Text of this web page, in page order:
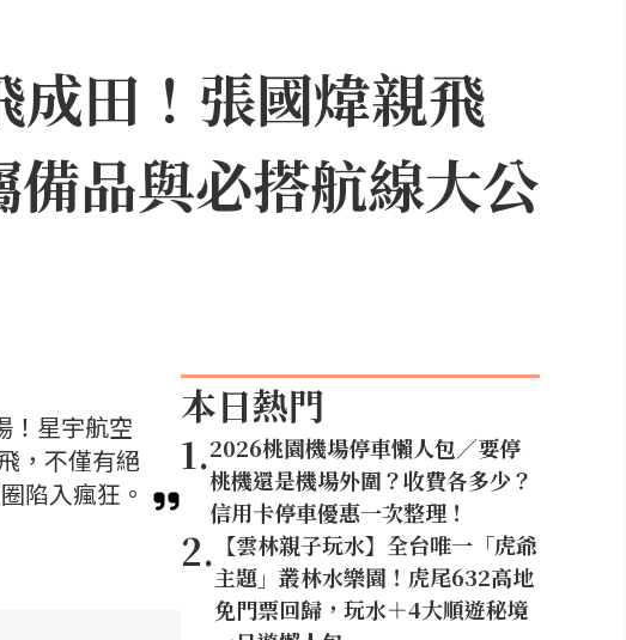
田！張國煒親飛
品與必搭航線大公
！星宇航空
，不僅有絕
陷入瘋狂。
本日熱門
1.2026桃園機場停車懶人包／要停
桃機還是機場外圍？收費各多少？
信用卡停車優惠一次整理！
2. 【雲林親子玩水】全台唯一「虎爺
主題」叢林水樂園！虎尾632高地
免門票回歸，玩水＋4大順遊秘境